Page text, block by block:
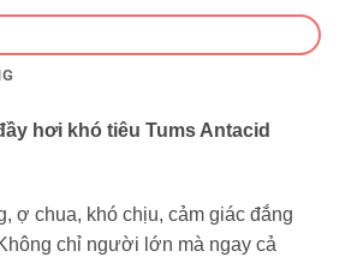
hơi khó tiêu Tums Antacid
ợ chua, khó chịu, cảm giác đắng
chỉ người lớn mà ngay cả